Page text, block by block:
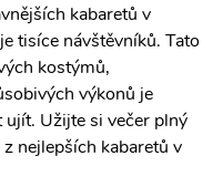
kabaretů v
tisíce návštěvníků. Tato
kostýmů,
výkonů je
Užijte si večer plný
nejlepších kabaretů v